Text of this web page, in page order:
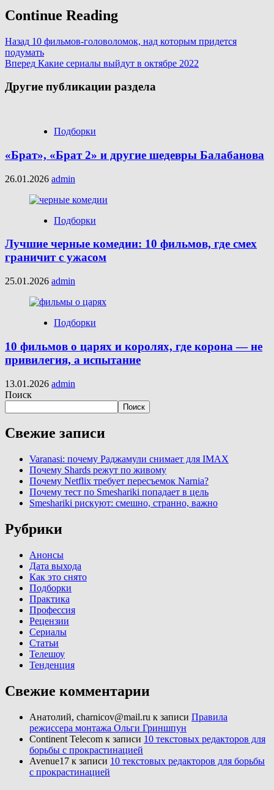
Continue Reading
Назад 10 фильмов-головоломок, над которым придется
подумать
Вперед Какие сериалы выйдут в октябре 2022
Другие публикации раздела
Подборки
«Брат», «Брат 2» и другие шедевры Балабанова
26.01.2026 admin
Подборки
Лучшие черные комедии: 10 фильмов, где смех
граничит с ужасом
25.01.2026 admin
Подборки
10 фильмов о царях и королях, где корона — не
привилегия, а испытание
13.01.2026 admin
Поиск
Поиск
Свежие записи
Varanasi: почему Раджамули снимает для IMAX
Почему Shards режут по живому
Почему Netflix требует пересъемок Narnia?
Почему тест по Smeshariki попадает в цель
Smeshariki рискуют: смешно, странно, важно
Рубрики
Анонсы
Дата выхода
Как это снято
Подборки
Практика
Профессия
Рецензии
Сериалы
Статьи
Телешоу
Тенденция
Свежие комментарии
Анатолий, charnicov@mail.ru к записи Правила
режиссера монтажа Ольги Гриншпун
Continent Telecom к записи 10 текстовых редакторов для
борьбы с прокрастинацией
Avenue17 к записи 10 текстовых редакторов для борьбы
с прокрастинацией